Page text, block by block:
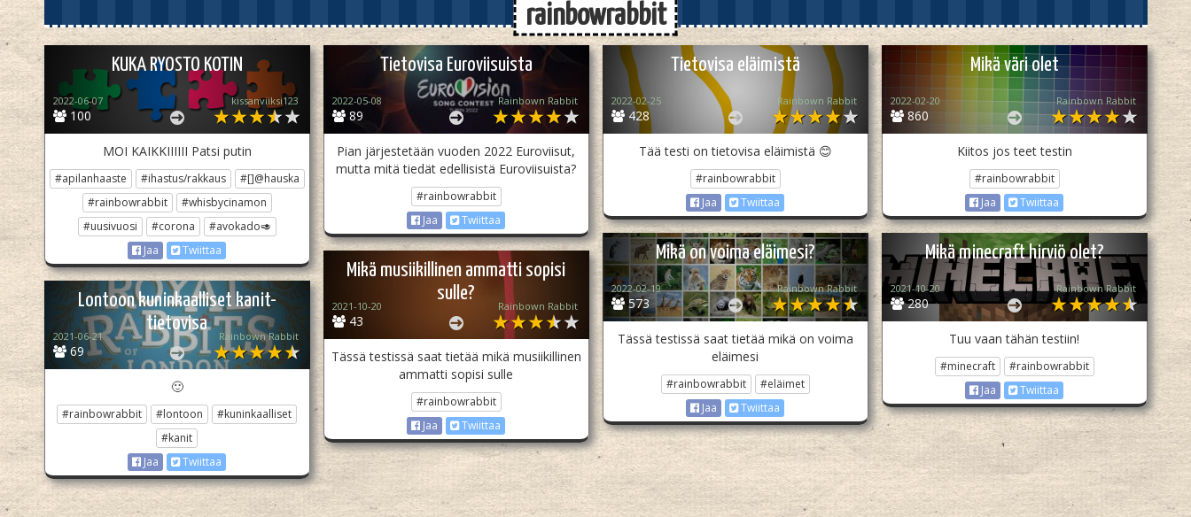
rainbowrabbit
KUKA RYOSTO KOTIN
100
2022-06-07 kissanviiksi123
MOI KAIKKIIIIII Patsi putin
#apilanhaaste #ihastus/rakkaus
#[]@hauska
#rainbowrabbit
#whisbycinamon
#uusivuosi
#corona
#avokado🥑
Jaa
Twiittaa
Tietovisa Euroviisuista
89
2022-05-08 Rainbown Rabbit
Pian järjestetään vuoden 2022 Euroviisut,
mutta mitä tiedät edellisistä Euroviisuista?
#rainbowrabbit
Jaa
Twiittaa
Tietovisa eläimistä
428
2022-02-25 Rainbown Rabbit
Tää testi on tietovisa eläimistä 😊
#rainbowrabbit
Jaa
Twiittaa
Mikä väri olet
860
2022-02-20 Rainbown Rabbit
Kiitos jos teet testin
#rainbowrabbit
Jaa
Twiittaa
Mikä on voima eläimesi?
573
2022-02-19 Rainbown Rabbit
Tässä testissä saat tietää mikä on voima
eläimesi
#rainbowrabbit
#eläimet
Jaa
Twiittaa
Mikä minecraft hirviö olet?
280
2021-10-20 Rainbown Rabbit
Tuu vaan tähän testiin!
#minecraft
#rainbowrabbit
Jaa
Twiittaa
Mikä musiikillinen ammatti sopisi
sulle?
43
2021-10-20 Rainbown Rabbit
Tässä testissä saat tietää mikä musiikillinen
ammatti sopisi sulle
#rainbowrabbit
Jaa
Twiittaa
Lontoon kuninkaalliset kanit-
tietovisa
69
2021-06-21 Rainbown Rabbit
🙂
#rainbowrabbit #lontoon
#kuninkaalliset
#kanit
Jaa
Twiittaa